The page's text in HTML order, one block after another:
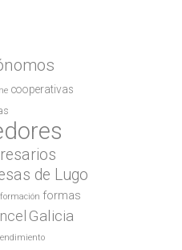
cooperativas
de Lugo
formación formas
Galicia